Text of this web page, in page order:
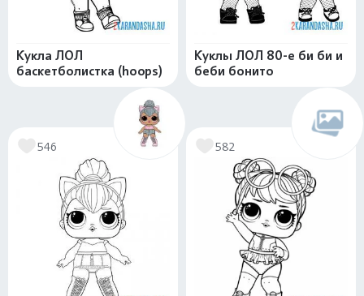
Кукла ЛОЛ
баскетболистка (hoops)
Куклы ЛОЛ 80-е би би и
беби бонито
546 582